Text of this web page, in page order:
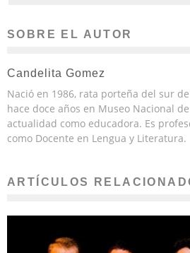
SOBRE EL AUTOR
Candelita Gomez
Nació en 1986, rata porteña del sur
hace doce años en Museo Nacional
actualidad como educadora. Es
como Docente en Lengua y Literatura.
ARTÍCULOS